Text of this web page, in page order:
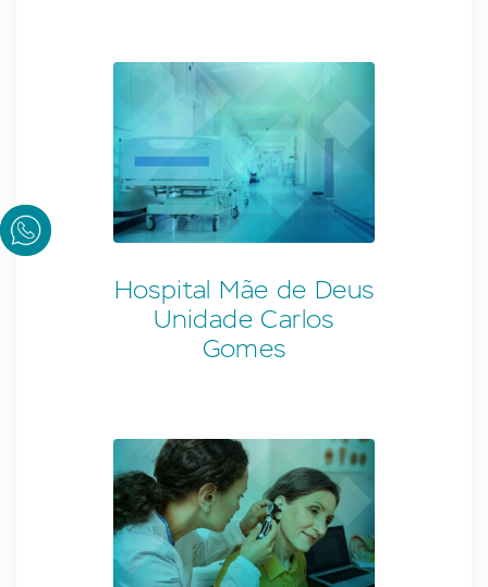
Hospital Mãe de Deus
Unidade Carlos
Gomes